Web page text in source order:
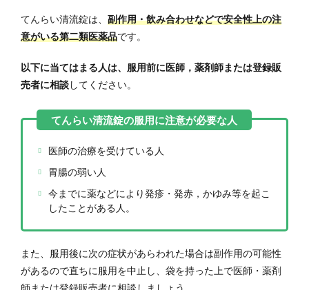
てんらい清流錠は、 副作用・飲み合わせなどで安全性上の注
意がいる第二類医薬品です。
以下に当てはまる人は、服用前に医師，薬剤師または登録販
売者に相談してください。
医師の治療を受けている人
胃腸の弱い人
今までに薬などにより発疹・発赤，かゆみ等を起こ
したことがある人。
また、服用後に次の症状があらわれた場合は副作用の可能性
があるので直ちに服用を中止し、袋を持った上で医師・薬剤